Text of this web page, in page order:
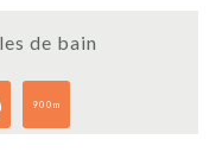
de bain
900m